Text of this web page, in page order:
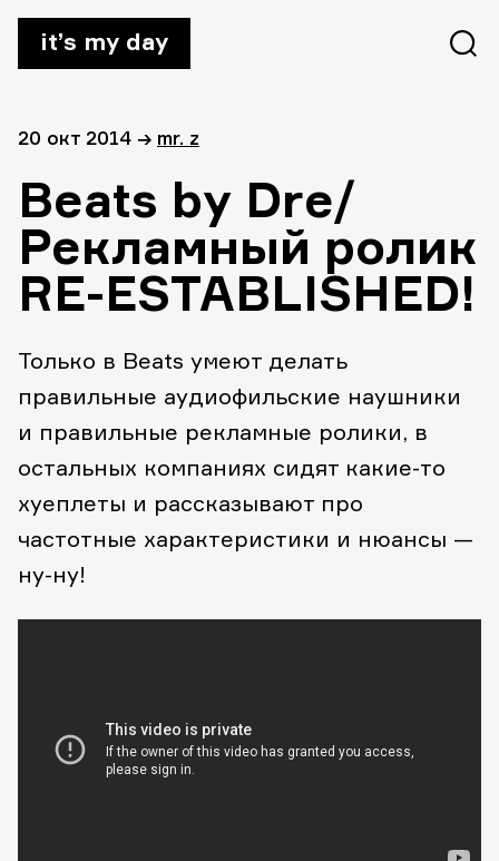
it’s my day
20 окт 2014 → mr. z
Beats by Dre/
Рекламный ролик
RE-ESTABLISHED!
Только в Beats умеют делать
правильные аудиофильские наушники
и правильные рекламные ролики, в
остальных компаниях сидят какие-то
хуеплеты и рассказывают про
частотные характеристики и нюансы —
ну-ну!